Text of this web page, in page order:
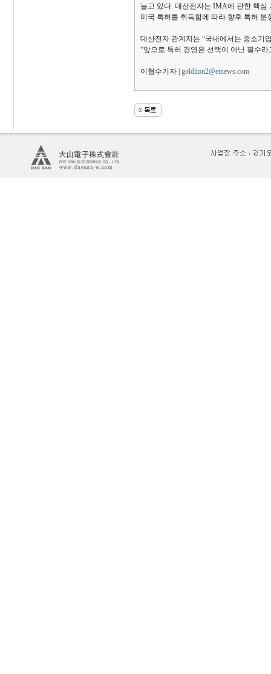
늘고 있다. 대산전자는 IMA에 관한 핵
미국 특허를 취득함에 따라 향후 특허
대산전자 관계자는 “국내에서는 중소기
“앞으로 특허 경영은 선택이 아닌 필수
이형수기자 |goldlion2@etnews.com